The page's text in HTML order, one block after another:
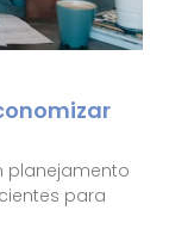
planejamento
para